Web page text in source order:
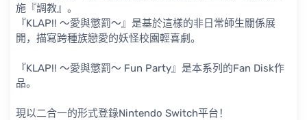
施『調教』。
『KLAP!! ～愛與懲罰～』是基於這樣的非日常師生關係展
開，描寫跨種族戀愛的妖怪校園輕喜劇。
『KLAP!! ～愛與懲罰～ Fun Party』是本系列的Fan Disk作
品。
現以二合一的形式登錄Nintendo Switch平台！